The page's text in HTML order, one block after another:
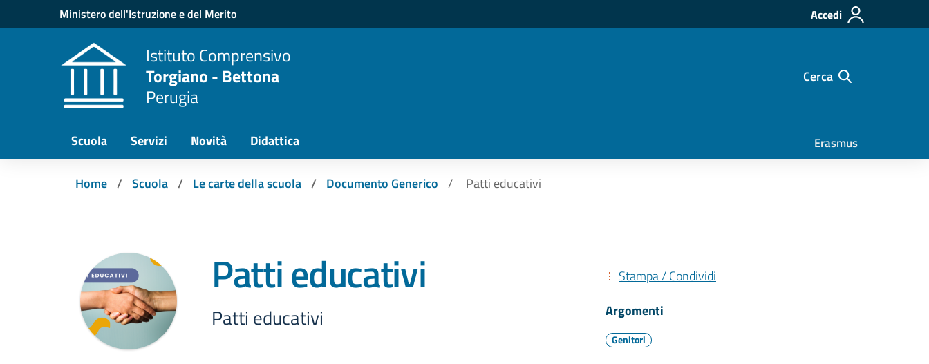
Vai ai contenuti
Vai al menu di navigazione
Ministero dell'Istruzione e del Merito Accedi
Istituto Comprensivo
Torgiano - Bettona
Perugia
Cerca
Scuola Servizi Novità Didattica Erasmus
Home Scuola Le carte della scuola Documento Generico Patti educativi
Patti educativi
Patti educativi
Stampa / Condividi
Argomenti
Genitori